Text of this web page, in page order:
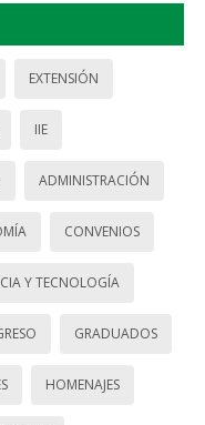
EXTENSIÓN
IIE
ADMINISTRACIÓN
CONVENIOS
Y TECNOLOGÍA
GRADUADOS
HOMENAJES